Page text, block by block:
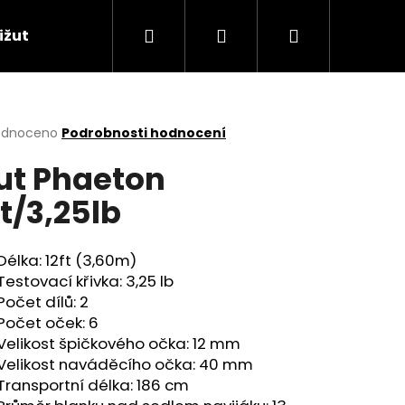
Naše boxy a dárkové sady
Hledat PřihlášeníNákupní
Podrobnosti hodnocení
Phaeton
3,25lb
12ft (3,60m)
křivka: 3,25 lb
dílů: 2
oček: 6
špičkového očka: 12 mm
naváděcího očka: 40 mm
délka: 186 cm
Následující